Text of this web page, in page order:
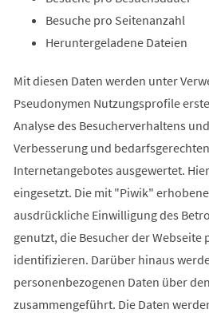
Besuche pro Seitenanzahl
Heruntergeladene Dateien
Mit diesen Daten werden unter
Pseudonymen Nutzungsprofile
Analyse des Besucherverhaltens
Verbesserung und
Internetangebotes ausgewertet.
eingesetzt. Die mit "Piwik"
ausdrückliche Einwilligung des
genutzt, die Besucher der Webseite
identifizieren. Darüber hinaus
personenbezogenen Daten über
zusammengeführt. Die Daten